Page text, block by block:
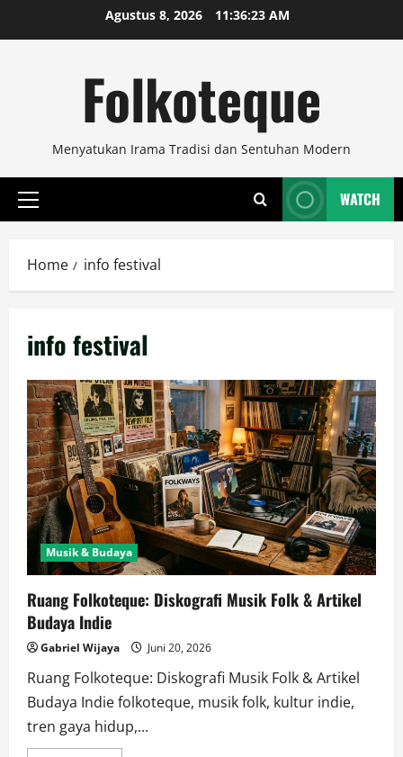
to
Agustus 8, 2026 11:36:24 AM
Folkoteque
Menyatukan Irama Tradisi dan Sentuhan Modern
Primary
WATCH
Home info festival
info festival
Musik & Budaya
Ruang Folkoteque: Diskografi Musik Folk & Artikel
Budaya Indie
Gabriel Wijaya Juni 20, 2026
Ruang Folkoteque: Diskografi Musik Folk & Artikel
Budaya Indie folkoteque, musik folk, kultur indie,
tren gaya hidup,...